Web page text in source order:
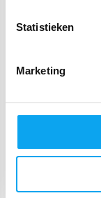
Statistieken
Marketing
Opklapbare
99,-